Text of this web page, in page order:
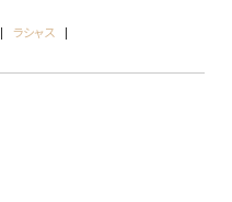
ラシャス